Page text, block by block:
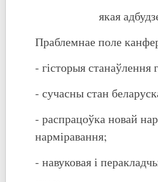
якая
Праблемнае поле
- гісторыя
- сучасны стан
- распрацоўка новай
нарміравання;
- навуковая і